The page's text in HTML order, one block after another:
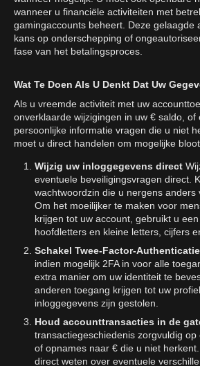
wanneer u financiële activiteiten met
gamingaccounts beheert. Deze gelaagde
kans op onderschepping of
fase van het betalingsproces.
Wat Te Doen Als U Denkt Dat Uw
Als u vreemde activiteit met uw
onverklaarde wijzigingen in uw € saldo, of
persoonlijke informatie vragen die u niet
moet u direct handelen om mogelijke
Wijzig uw inloggegevens direct
eventuele beveiligingsvragen direct.
wachtwoordzin die u nergens anders
Om het moeilijker te maken voor
krijgen tot uw account, gebruikt u
hoofdletters en kleine letters, cijfers
Schakel Twee-Factor-
indien mogelijk 2FA in voor alle
extra manier om uw identiteit te
anderen toegang krijgen tot uw
inloggegevens zijn gestolen.
Houd accounttransacties in de
transactiegeschiedenis zorgvuldig
of opnames naar € die u niet
direct weten over eventuele